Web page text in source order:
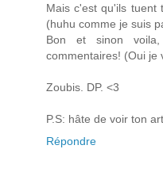
Mais c'est qu'ils tuent
(huhu comme je suis
Bon et sinon
commentaires! (Oui je
Zoubis. DP. <3
P.S: hâte de voir ton
Répondre